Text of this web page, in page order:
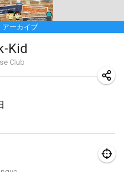
アーカイブ
Kid
Club
日|フランス
Garo
日|フランス